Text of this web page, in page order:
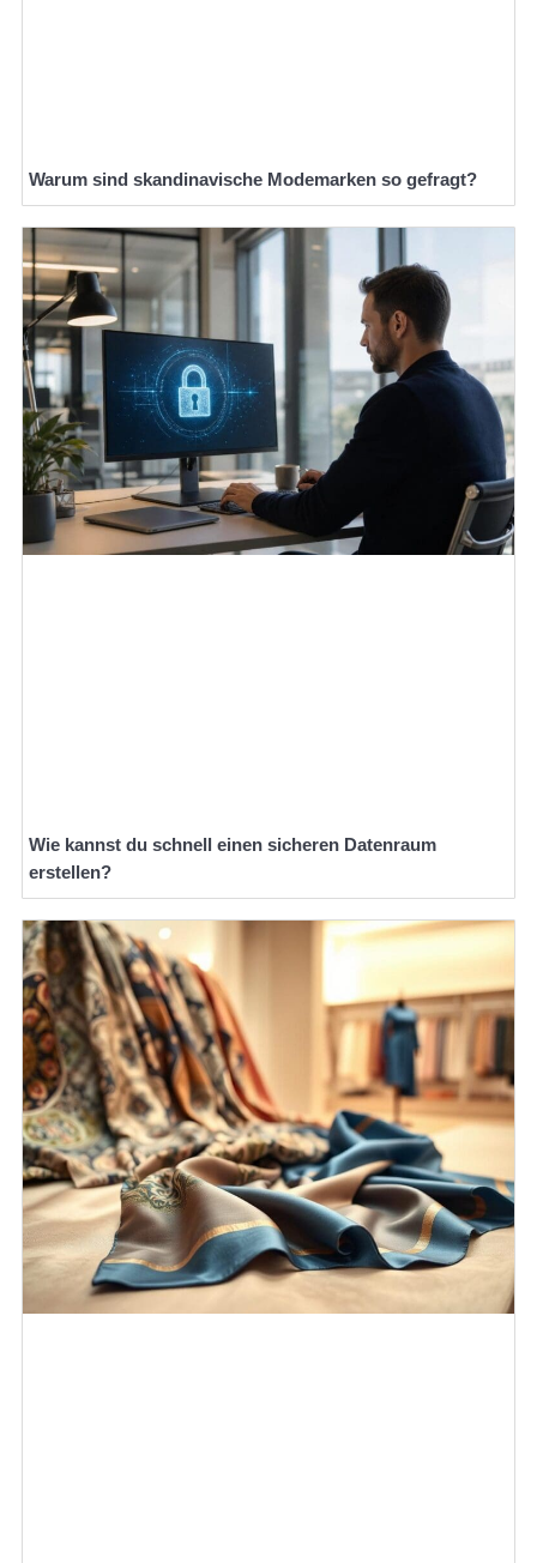
Warum sind skandinavische Modemarken so gefragt?
Wie kannst du schnell einen sicheren Datenraum
erstellen?